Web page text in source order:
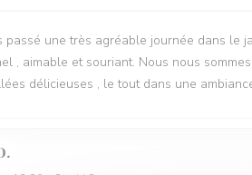
passé une très agréable journée dans le
, aimable et souriant. Nous nous
délicieuses , le tout dans une